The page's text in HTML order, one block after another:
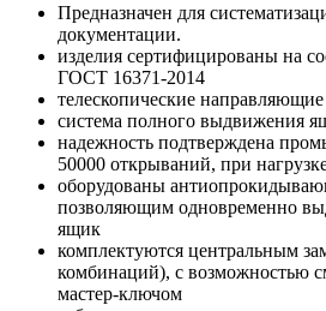
Предназначен для
документации.
изделия сертифицированы на
ГОСТ 16371-2014
телескопические
система полного выдвижения
надежность подтверждена
50000 открываний, при
оборудованы
позволяющим одновременно
ящик
комплектуются центральным
комбинаций), с возможностью
мастер-ключом